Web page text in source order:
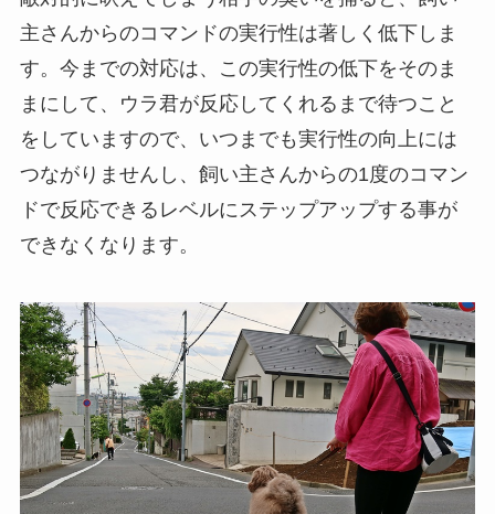
主さんからのコマンドの実行性は著しく低下しま
す。今までの対応は、この実行性の低下をそのま
まにして、ウラ君が反応してくれるまで待つこと
をしていますので、いつまでも実行性の向上には
つながりませんし、飼い主さんからの1度のコマン
ドで反応できるレベルにステップアップする事が
できなくなります。